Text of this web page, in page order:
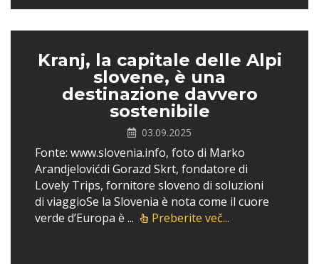
Kranj, la capitale delle Alpi
slovene, è una
destinazione davvero
sostenibile
03.09.2025
Fonte: www.slovenia.info, foto di Marko
Arandjelovićdi Gorazd Skrt, fondatore di
Lovely Trips, fornitore sloveno di soluzioni
di viaggioSe la Slovenia è nota come il cuore
verde d’Europa è ...
Preberite več...